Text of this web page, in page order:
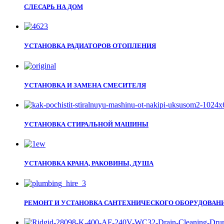
СЛЕСАРЬ НА ДОМ
УСТАНОВКА РАДИАТОРОВ ОТОПЛЕНИЯ
УСТАНОВКА И ЗАМЕНА СМЕСИТЕЛЯ
УСТАНОВКА СТИРАЛЬНОЙ МАШИНЫ
УСТАНОВКА КРАНА, РАКОВИНЫ, ДУША
РЕМОНТ И УСТАНОВКА САНТЕХНИЧЕСКОГО